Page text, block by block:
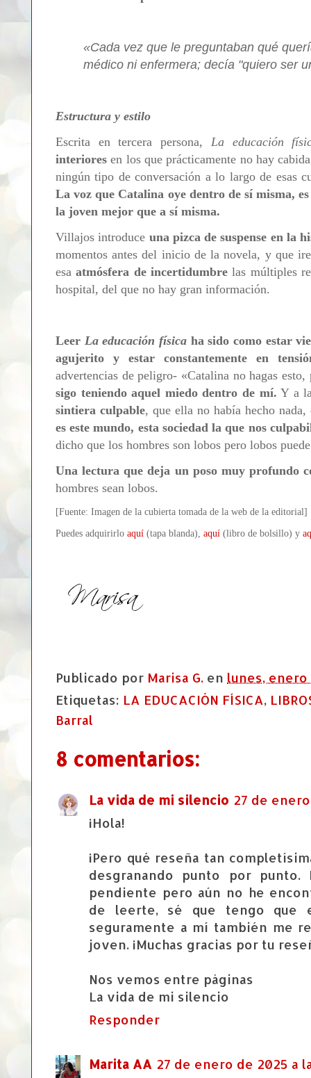
«Cada vez que le preguntaban qué
médico ni enfermera; decía "quiero ser
Estructura y estilo
Escrita en tercera persona, La educación
interiores en los que prácticamente no hay
ningún tipo de conversación a lo largo de esas
La voz que Catalina oye dentro de sí misma,
la joven mejor que a sí misma.
Villajos introduce una pizca de suspense en la
momentos antes del inicio de la novela, y que
esaatmósfera de incertidumbre las múltiples
hospital, del que no hay gran información.
Leer La educación física ha sido como estar
agujerito y estar constantemente en
advertencias de peligro- «Catalina no hagas
sigo teniendo aquel miedo dentro de mí. Y a
sintiera culpable, que ella no había hecho
es este mundo, esta sociedad la que nos
dicho que los hombres son lobos pero lobos
Una lectura que deja un poso muy profundo
hombres sean lobos.
[Fuente: Imagen de la cubierta tomada de la web de la editorial]
Puedes adquirirlo aquí (tapa blanda), aquí (libro de bolsillo) y
Publicado por Marisa G. en lunes, enero
Etiquetas: LA EDUCACIÓN FÍSICA,
Barral
8 comentarios:
La vida de mi silencio 27 de
¡Hola!
¡Pero qué reseña tan
desgranando punto por
pendiente pero aún no he
de leerte, sé que tengo que
seguramente a mí también me
joven. ¡Muchas gracias por tu
Nos vemos entre páginas
La vida de mi silencio
Responder
Marita AA 27 de enero de 2025 a